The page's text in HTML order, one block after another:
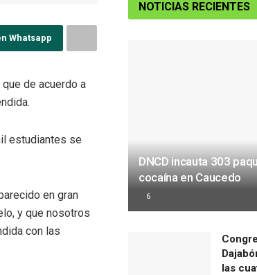
Whatsapp
de acuerdo a
estudiantes se
en gran
y que nosotros
con las
NOTICIAS RECIENTES
DNCD incauta 303
cocaína en Caucedo
6
las